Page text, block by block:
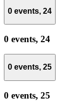
0 events, 24
0 events, 24
0 events, 25
0 events, 25